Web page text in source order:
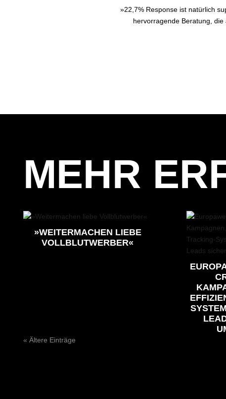
»22,7% Response ist natürlich
hervorragende Beratung,
MEHR
»WEITERMACHEN LIEBE
VOLLBLUTWERBER«
« Ältere Einträge